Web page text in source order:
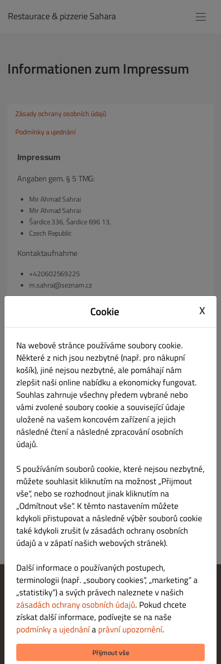
Restaurace & pizzerie Sahara
Informationen zum Impressum
Zásady ochrany osobních údajů
Podmínky a ujednání
Impressum
Angaben gem. § 5 TMG:
Mir Ahmad Sahrai
Mir Ahmad Sahrai
Šardice 336, Šardice 696 13,
Czech Republic
Kontaktaufnahme
+420602569225
m.sahrai@seznam.cz
ggf. Registergericht & Registernummer
ggf. Umsatzsteuer-Identifikationsnummer gem. § 27 a
Umsatzsteuergesetz:
VAT: CZ7301239902
ggf. Geschäftsführer:
jednatel
Verantwortlicher gemäß § 55 Abs.2 RStV
Plattform der EU-Kommission zur Online-
Streitbeilegung:
https://ec.europa.eu/consumers/odr/main/index.cfm
Změnit nastavení souborů cookie
Kontaktuj nás
Zásady ochrany osobních údajů
Podmínky a ujednání
Právní upozornění
METODY PLATBY PŘI DORUČENÍ
Cookie X
Na webové stránce používáme soubory cookie.
Některé z nich jsou nezbytné (např. pro nákupní
košík), jiné nejsou nezbytné, ale pomáhají nám
zlepšit naši online nabídku a ekonomicky fungovat.
Souhlas zahrnuje všechny předem vybrané nebo
vámi zvolené soubory cookie a související údaje
uložené na vašem koncovém zařízení a jejich
následné čtení a následné zpracování osobních
údajů.
S používáním souborů cookie, které nejsou nezbytné,
můžete souhlasit kliknutím na možnost „Přijmout
vše“, nebo se rozhodnout jinak kliknutím na
„Odmítnout vše“. K těmto nastavením můžete
kdykoli přistupovat a následně výběr souborů cookie
také kdykoli zrušit (v zásadách ochrany osobních
údajů a v zápatí našich webových stránek).
Další informace o používaných postupech,
terminologii (např. „soubory cookies“, „marketing“ a
„statistiky“) a svých právech naleznete v našich
zásadách ochrany osobních údajů. Pokud chcete
získat další informace, podívejte se na naše
podmínky a ujednáníaprávní upozornění.
Přijmout vše